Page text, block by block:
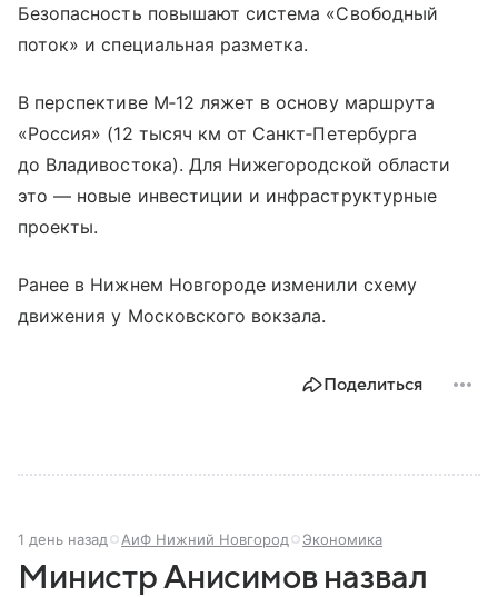
Безопасность повышают система «Свободный
поток» и специальная разметка.
В перспективе М‑12 ляжет в основу маршрута
«Россия» (12 тысяч км от Санкт‑Петербурга
до Владивостока). Для Нижегородской области
это — новые инвестиции и инфраструктурные
проекты.
Ранее в Нижнем Новгороде изменили схему
движения у Московского вокзала.
Поделиться
1 день назад АиФ Нижний Новгород Экономика
Министр Анисимов назвал